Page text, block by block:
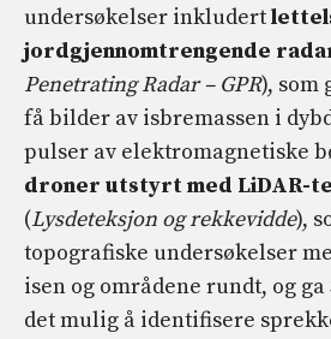
undersøkelser inkludert
jordgjennomtrengende
Penetrating Radar – GPR), som
få bilder av isbremassen i
pulser av elektromagnetiske
droner utstyrt med LiDAR-
(Lysdeteksjon og rekkevidde),
topografiske undersøkelser
isen og områdene rundt, og
det mulig å identifisere